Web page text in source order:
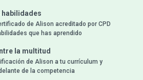
de Alison acreditado por CPD
que has aprendido
la multitud
de Alison a tu currículum y
de la competencia